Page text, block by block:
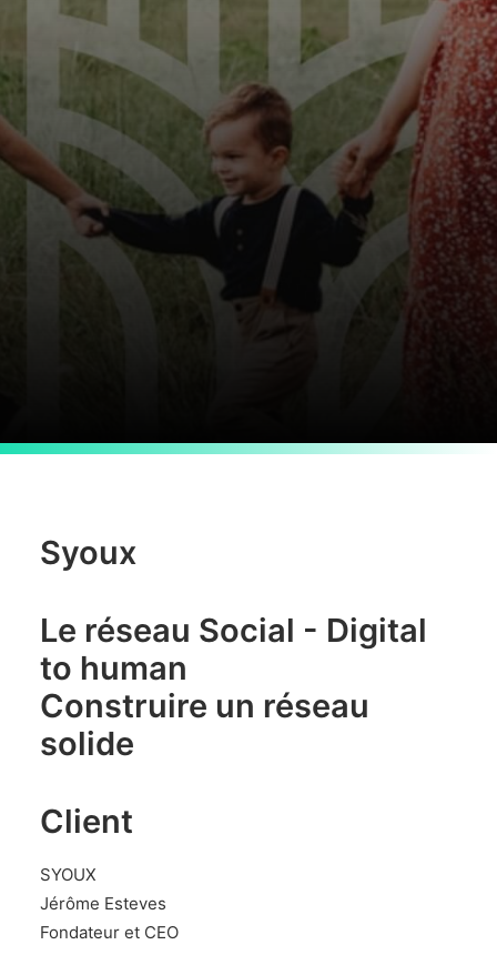
Syoux
Le réseau Social - Digital
to human
Construire un réseau
solide
Client
SYOUX
Jérôme Esteves
Fondateur et CEO